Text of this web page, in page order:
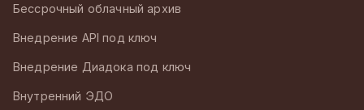
Бессрочный облачный архив
Внедрение API под ключ
Внедрение Диадока под ключ
Внутренний ЭДО